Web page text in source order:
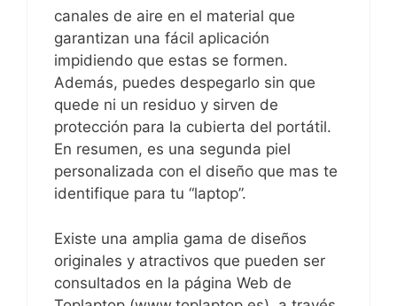
canales de aire en el material que
garantizan una fácil aplicación
impidiendo que estas se formen.
Además, puedes despegarlo sin que
quede ni un residuo y sirven de
protección para la cubierta del portátil.
En resumen, es una segunda piel
personalizada con el diseño que mas te
identifique para tu “laptop”.
Existe una amplia gama de diseños
originales y atractivos que pueden ser
consultados en la página Web de